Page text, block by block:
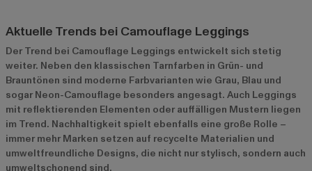
Aktuelle Trends bei Camouflage Leggings
Der Trend bei Camouflage Leggings entwickelt sich stetig
weiter. Neben den klassischen Tarnfarben in Grün- und
Brauntönen sind moderne Farbvarianten wie Grau, Blau und
sogar Neon-Camouflage besonders angesagt. Auch Leggings
mit reflektierenden Elementen oder auffälligen Mustern liegen
im Trend. Nachhaltigkeit spielt ebenfalls eine große Rolle –
immer mehr Marken setzen auf recycelte Materialien und
umweltfreundliche Designs, die nicht nur stylisch, sondern auch
umweltschonend sind.